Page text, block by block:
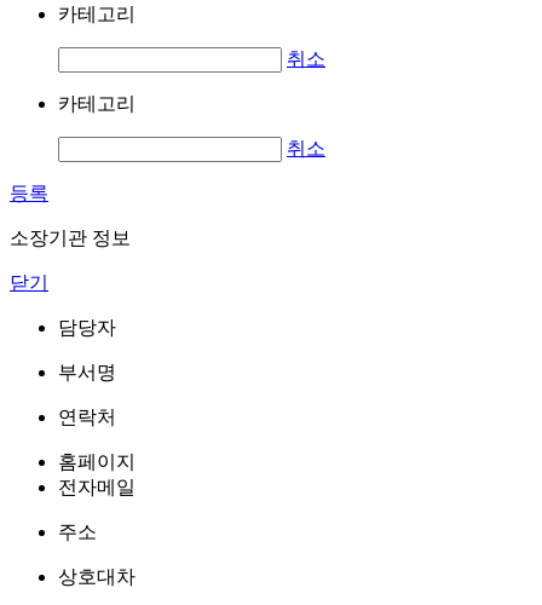
카테고리
취소
카테고리
취소
등록
소장기관 정보
닫기
담당자
부서명
연락처
홈페이지
전자메일
주소
상호대차